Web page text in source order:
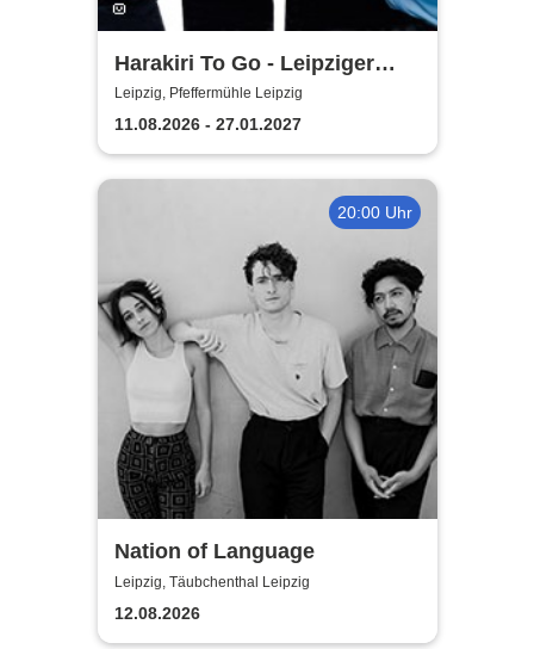
Harakiri To Go - Leipziger
Pfeffermühle
Leipzig, Pfeffermühle Leipzig
11.08.2026 - 27.01.2027
20:00 Uhr
Nation of Language
Leipzig, Täubchenthal Leipzig
12.08.2026